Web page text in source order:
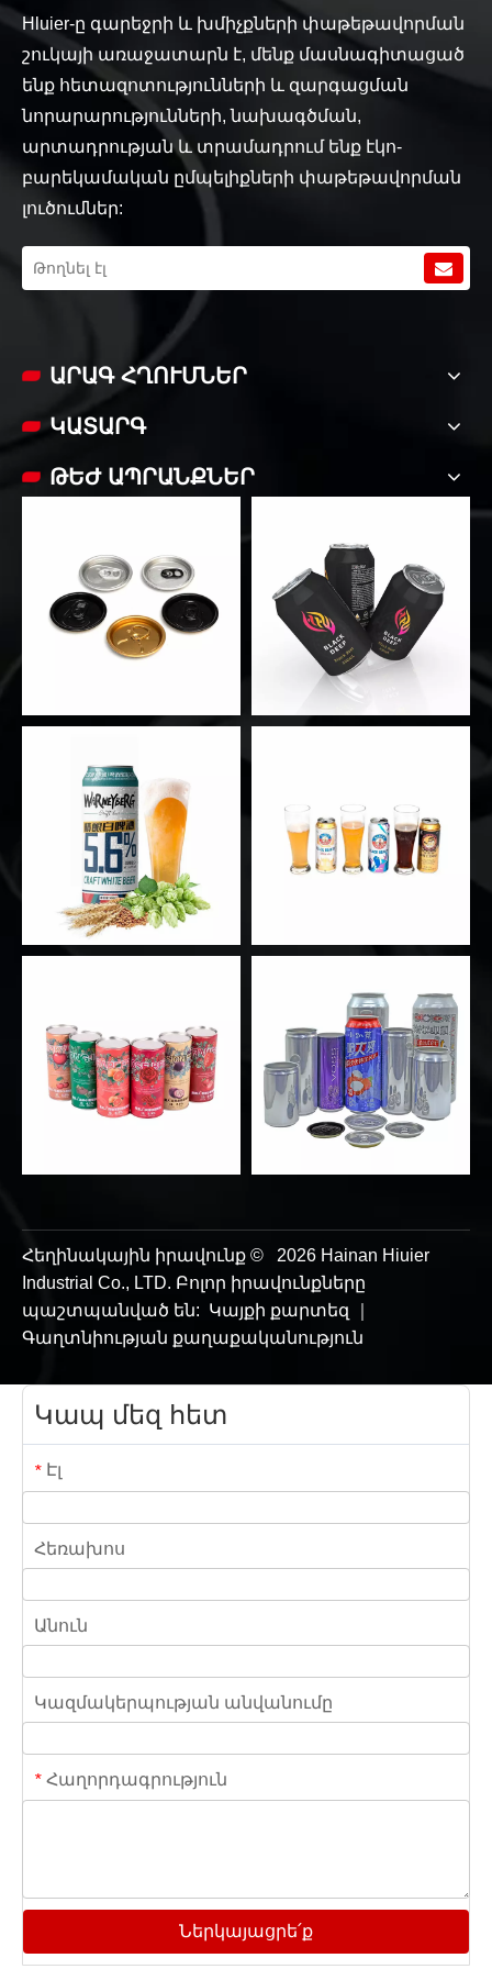
Hluier-ը գարեջրի և խմիչքների փաթեթավորման
շուկայի առաջատարն է, մենք մասնագիտացած
ենք հետազոտությունների և զարգացման
նորարարությունների, նախագծման,
արտադրության և տրամադրում ենք էկո-
բարեկամական ըմպելիքների փաթեթավորման
լուծումներ:
ԱՐԱԳ ՀՂՈՒՄՆԵՐ
ԿԱՏԱՐԳ
ԹԵԺ ԱՊՐԱՆՔՆԵՐ
Հեղինակային իրավունք © 2026 Hainan Hiuier
Industrial Co., LTD. Բոլոր իրավունքները
պաշտպանված են: Կայքի քարտեզ
Գաղտնիության քաղաքականություն
Կապ մեզ հետ
* Էլ
Հեռախոս
Անուն
Կազմակերպության անվանումը
* Հաղորդագրություն
Ներկայացրե՛ք